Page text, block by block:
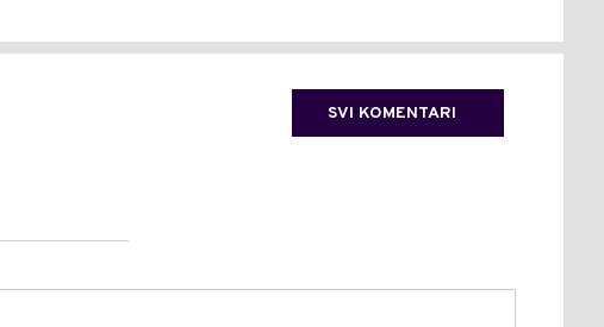
SVI KOMENTARI